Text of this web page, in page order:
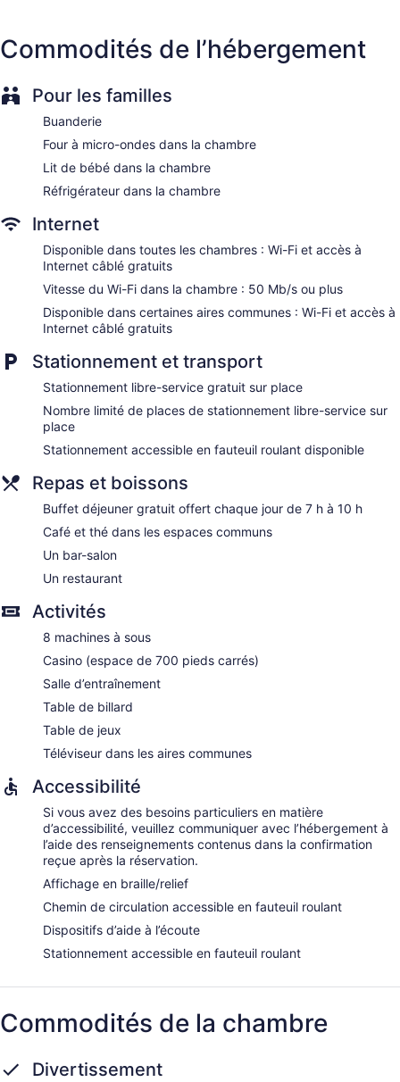
Clarion Hotel Convention Center possède 172 climatisées
téléviseur ACL de 37 po avec chaînes spécialisées par câble.
Les commodités suivantes sont à la disposition des clients
dans les chambres : réfrigérateur et four à micro-ondes. La
articles de toilette (gratuits).
Cet hôtel à Minot offre gratuitement un accès à Internet
câblé ou sans fil (vitesse de 50 Mb/s ou plus. Les services
d'affaires comprennent : un bureau et un téléphone. Les
appels locaux gratuits sont aussi compris (certaines
comprennent fer et planche à repasser et rideaux
d’obscurcissement. L'entretien ménager est assuré tous les
jours.
Commodités de l’hébergement
Pour les familles
Buanderie
Four à micro-ondes dans la chambre
Lit de bébé dans la chambre
Réfrigérateur dans la chambre
Internet
Disponible dans toutes les chambres : Wi-Fi et accès à
Internet câblé gratuits
Vitesse du Wi-Fi dans la chambre : 50 Mb/s ou plus
Disponible dans certaines aires communes : Wi-Fi et accès à
Internet câblé gratuits
Stationnement et transport
Stationnement libre-service gratuit sur place
Nombre limité de places de stationnement libre-service sur
place
Stationnement accessible en fauteuil roulant disponible
Repas et boissons
Buffet déjeuner gratuit offert chaque jour de 7 h à 10 h
Café et thé dans les espaces communs
Un bar-salon
Un restaurant
Activités
8 machines à sous
Casino (espace de 700 pieds carrés)
Salle d’entraînement
Table de billard
Table de jeux
Téléviseur dans les aires communes
Accessibilité
Si vous avez des besoins particuliers en matière
d’accessibilité, veuillez communiquer avec l’hébergement à
l’aide des renseignements contenus dans la confirmation
reçue après la réservation.
Affichage en braille/relief
Chemin de circulation accessible en fauteuil roulant
Dispositifs d’aide à l’écoute
Stationnement accessible en fauteuil roulant
Commodités de la chambre
Divertissement